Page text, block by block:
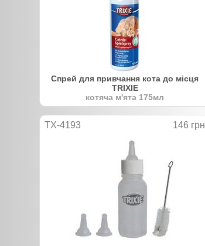
Спрей для привчання кота до місця
TRIXIE
котяча м'ята 175мл
TX-4193 146 грн